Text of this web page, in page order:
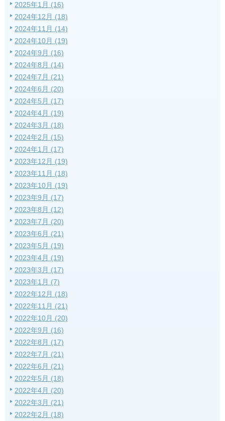
2025年1月 (16)
2024年12月 (18)
2024年11月 (14)
2024年10月 (19)
2024年9月 (16)
2024年8月 (14)
2024年7月 (21)
2024年6月 (20)
2024年5月 (17)
2024年4月 (19)
2024年3月 (18)
2024年2月 (15)
2024年1月 (17)
2023年12月 (19)
2023年11月 (18)
2023年10月 (19)
2023年9月 (17)
2023年8月 (12)
2023年7月 (20)
2023年6月 (21)
2023年5月 (19)
2023年4月 (19)
2023年3月 (17)
2023年1月 (7)
2022年12月 (18)
2022年11月 (21)
2022年10月 (20)
2022年9月 (16)
2022年8月 (17)
2022年7月 (21)
2022年6月 (21)
2022年5月 (18)
2022年4月 (20)
2022年3月 (21)
2022年2月 (18)